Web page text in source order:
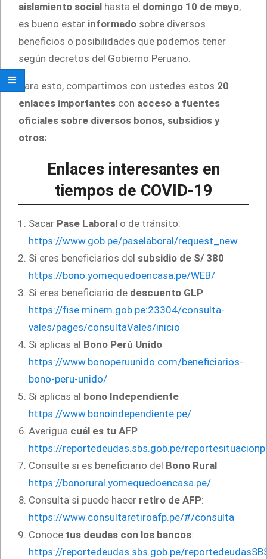
aislamiento social hasta el domingo 10 de mayo,
es bueno estar informado sobre diversos
beneficios o posibilidades que podemos tener
según decretos del Gobierno Peruano.
Para esto, compartimos con ustedes estos 20
enlaces importantes con acceso a fuentes
oficiales sobre diversos bonos, subsidios y
otros:
Enlaces interesantes en
tiempos de COVID-19
Sacar Pase Laboral o de tránsito:
https://www.gob.pe/paselaboral/request_new
Si eres beneficiarios del subsidio de S/ 380
https://bono.yomequedoencasa.pe/WEB/
Si eres beneficiario de descuento GLP
https://fise.minem.gob.pe:23304/consulta-
vales/pages/consultaVales/inicio
Si aplicas al Bono Perú Unido
https://www.bonoperuunido.com/beneficiarios-
bono-peru-unido/
Si aplicas al bono Independiente
https://www.bonoindependiente.pe/
Averigua cuál es tu AFP
https://reportedeudas.sbs.gob.pe/
Consulte si es beneficiario del Bono Rural
https://bonorural.yomequedoencasa.pe/
Consulta si puede hacer retiro de AFP:
https://www.consultaretiroafp.pe/#/consulta
Conoce tus deudas con los bancos:
https://reportedeudas.sbs.gob.pe/